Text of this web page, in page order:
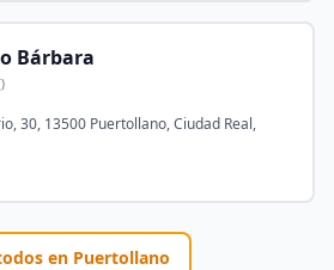
Bárbara
)
30, 13500 Puertollano, Ciudad Real,
en Puertollano